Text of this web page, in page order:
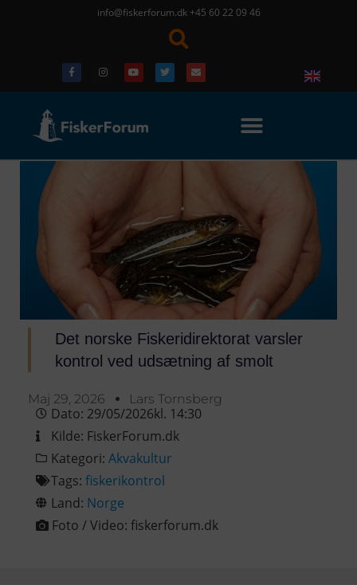
info@fiskerforum.dk +45 60 22 09 46
Det norske Fiskeridirektorat varsler
kontrol ved udsætning af smolt
Maj 29, 2026 Lars Tornsberg
Dato: 29/05/2026kl. 14:30
Kilde: FiskerForum.dk
Kategori: Akvakultur
Tags: fiskerikontrol
Land: Norge
Foto / Video: fiskerforum.dk